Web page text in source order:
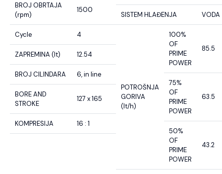
BROJ OBRTAJA
(rpm)
1500
Cycle 4
ZAPREMINA (lt) 12.54
BROJ CILINDARA 6, in line
BORE AND
STROKE
127 x 165
KOMPRESIJA 16 : 1
SISTEM HLAĐENJA VODA
POTROŠNJA
GORIVA
(lt/h)
100%
OF
PRIME
POWER
85.5
75%
OF
PRIME
POWER
63.5
50%
OF
PRIME
POWER
43.2